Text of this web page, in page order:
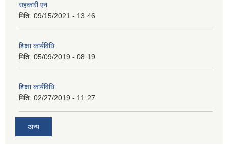
सहकारी एन
मिति: 09/15/2021 - 13:46
शिक्षा कार्यविधि
मिति: 05/09/2019 - 08:19
शिक्षा कार्यविधि
मिति: 02/27/2019 - 11:27
अन्य